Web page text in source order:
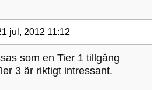
jul, 2012 11:12
som en Tier 1 tillgång
3 är riktigt intressant.